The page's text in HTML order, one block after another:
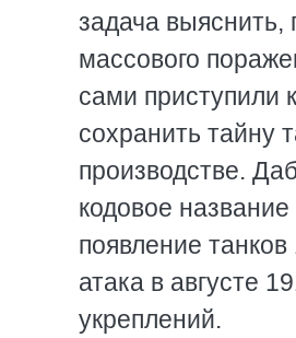
задача выяснить,
массового
сами приступили
сохранить тайну
производстве.
кодовое
появление
атака в августе
укреплений.